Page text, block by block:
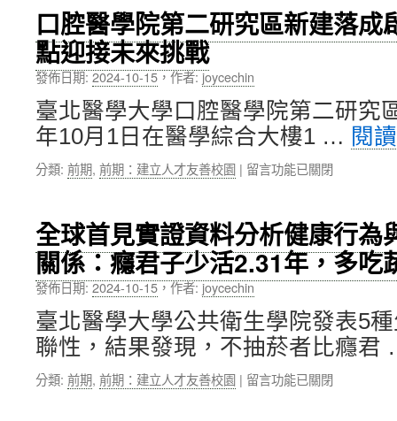
教
育
議
題〉
中
工
動
土
禮，
提
升
北
學
住
品
質〉
中
引
領
新
向
「五
校
聯
合
開
禮」，
開
啟
臺
灣
學
習
之
中
口腔醫學院第二研究區新建落成
點迎接未來挑戰
發佈日期:2024-10-15，作者: joycechin
臺北醫學大學口腔醫學院第二研究
年10月1日在醫學綜合大樓1 … 閱
分類: 前期, 前期：建立人才友善校園 | 在
醫
學
院
第
二
研
究
區
新
建
留言功能已關閉
全球首見實證資料分析健康行為
關係：癮君子少活2.31年，多吃
發佈日期:2024-10-15，作者: joycechin
臺北醫學大學公共衛生學院發表5
聯性，結果發現，不抽菸者比癮
分類: 前期, 前期：建立人才友善校園 | 在
留言功能已關閉